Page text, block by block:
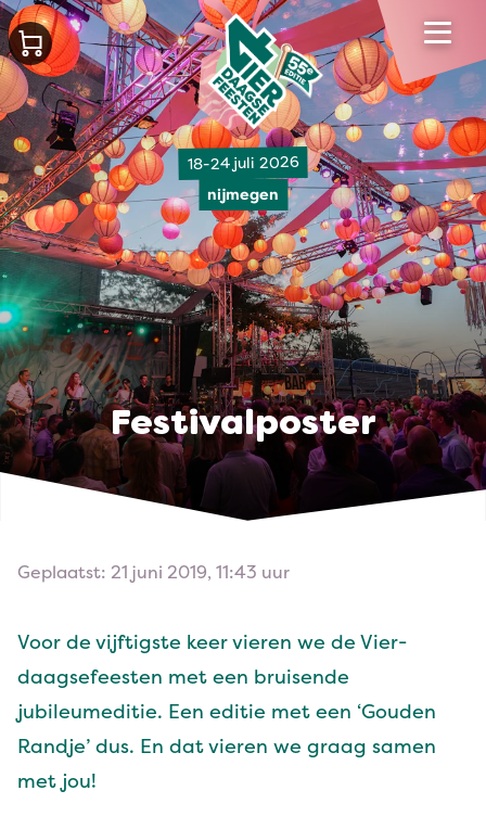
18-24 juli 2026
nijmegen
Festivalposter
Geplaatst: 21 juni 2019, 11:43 uur
Voor de vijftig­ste keer vieren we de Vier­
daagse­feesten met een bruisende
jubileumedi­tie. Een edi­tie met een ‘Gouden
Rand­je’ dus. En dat vieren we graag samen
met jou!